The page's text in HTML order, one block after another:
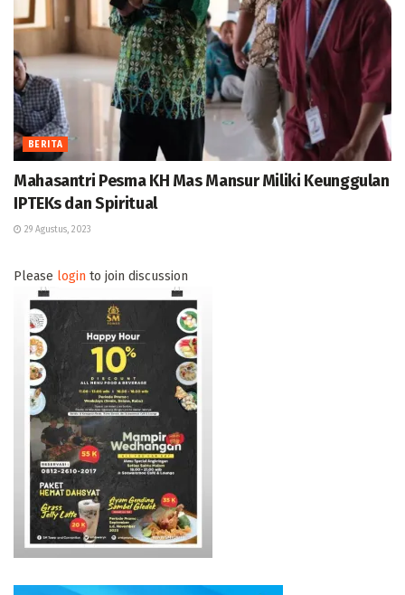
BERITA
Mahasantri Pesma KH Mas Mansur Miliki Keunggulan
IPTEKs dan Spiritual
29 Agustus, 2023
Please login to join discussion